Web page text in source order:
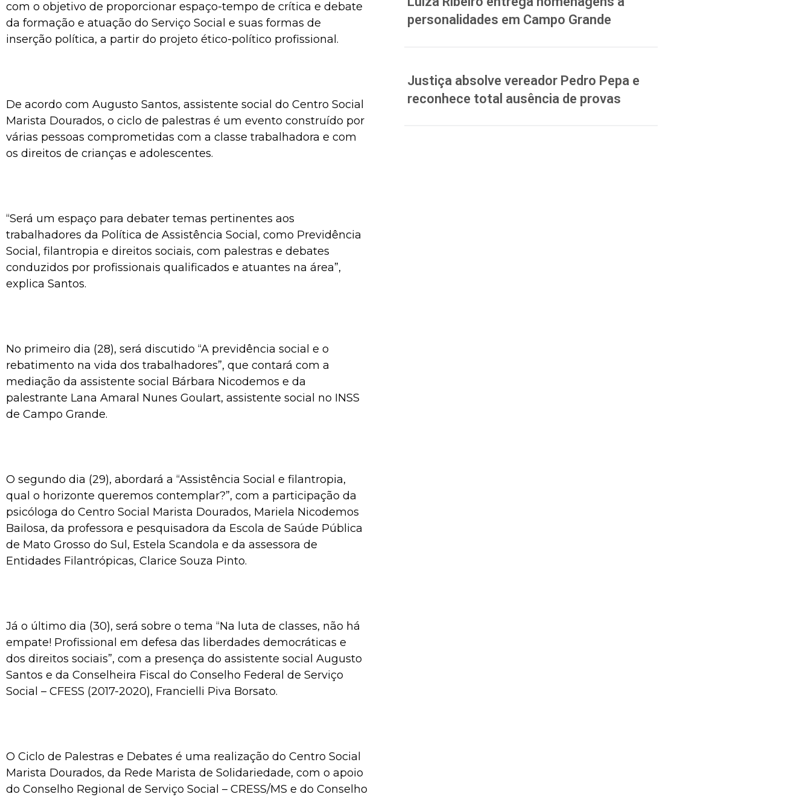
com o objetivo de proporcionar espaço-tempo de crítica e debate
da formação e atuação do Serviço Social e suas formas de
inserção política, a partir do projeto ético-político profissional.
De acordo com Augusto Santos, assistente social do Centro Social
Marista Dourados, o ciclo de palestras é um evento construído por
várias pessoas comprometidas com a classe trabalhadora e com
os direitos de crianças e adolescentes.
“Será um espaço para debater temas pertinentes aos
trabalhadores da Política de Assistência Social, como Previdência
Social, filantropia e direitos sociais, com palestras e debates
conduzidos por profissionais qualificados e atuantes na área”,
explica Santos.
No primeiro dia (28), será discutido “A previdência social e o
rebatimento na vida dos trabalhadores”, que contará com a
mediação da assistente social Bárbara Nicodemos e da
palestrante Lana Amaral Nunes Goulart, assistente social no INSS
de Campo Grande.
O segundo dia (29), abordará a “Assistência Social e filantropia,
qual o horizonte queremos contemplar?”, com a participação da
psicóloga do Centro Social Marista Dourados, Mariela Nicodemos
Bailosa, da professora e pesquisadora da Escola de Saúde Pública
de Mato Grosso do Sul, Estela Scandola e da assessora de
Entidades Filantrópicas, Clarice Souza Pinto.
Já o último dia (30), será sobre o tema “Na luta de classes, não há
empate! Profissional em defesa das liberdades democráticas e
dos direitos sociais”, com a presença do assistente social Augusto
Santos e da Conselheira Fiscal do Conselho Federal de Serviço
Social – CFESS (2017-2020), Francielli Piva Borsato.
O Ciclo de Palestras e Debates é uma realização do Centro Social
Marista Dourados, da Rede Marista de Solidariedade, com o apoio
do Conselho Regional de Serviço Social – CRESS/MS e do Conselho
personalidades em Campo Grande
Justiça absolve vereador Pedro Pepa e
reconhece total ausência de provas